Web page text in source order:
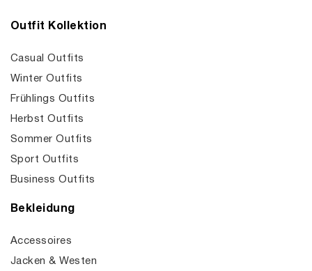
Outfit Kollektion
Casual Outfits
Winter Outfits
Frühlings Outfits
Herbst Outfits
Sommer Outfits
Sport Outfits
Business Outfits
Bekleidung
Accessoires
Jacken & Westen